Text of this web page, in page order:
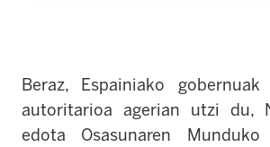
Beraz, Espainiako
autoritarioa agerian utzi du,
edota Osasunaren Munduko